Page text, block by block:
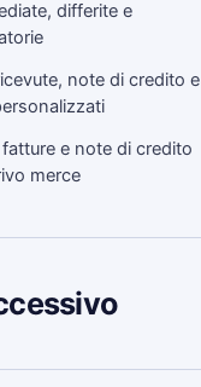
differite e
note di credito e
fatture e note di credito
merce